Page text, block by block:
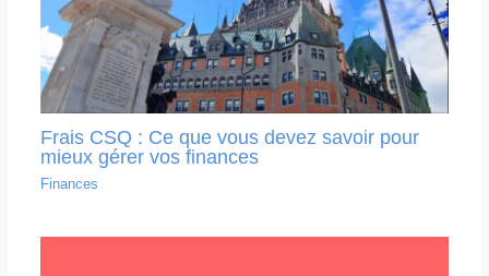
Frais CSQ : Ce que vous devez savoir pour
mieux gérer vos finances
Finances